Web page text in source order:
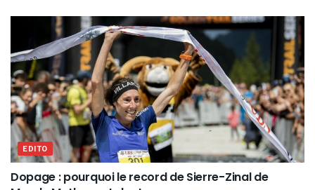
EDITO
Dopage : pourquoi le record de Sierre-Zinal de